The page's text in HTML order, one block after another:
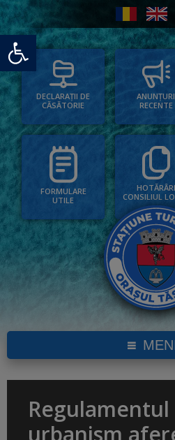
Deschide bara de unelte
DECLARAȚII DE
CĂSĂTORIE
ANUNȚURI
RECENTE
FORMULARE
UTILE
HOTĂRÂRI
CONSILIUL